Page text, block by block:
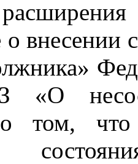
внесении
том, что